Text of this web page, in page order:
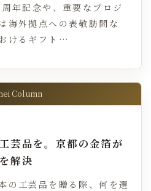
年記念や、重要なプロジ
海外拠点への表敬訪問な
けるギフト…
Column
芸品を。京都の金箔が
解決
の工芸品を贈る際、何を選